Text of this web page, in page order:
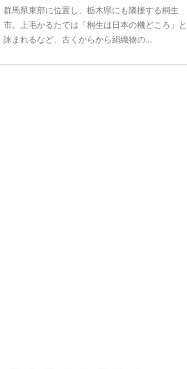
群馬県東部に位置し、栃木県にも隣接する桐生
市。上毛かるたでは「桐生は日本の機どころ」と
詠まれるなど、古くからから絹織物の…